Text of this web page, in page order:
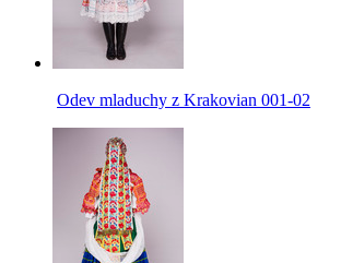
Odev mladuchy z Krakovian 001-02